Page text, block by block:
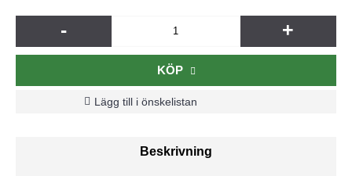
- +
KÖP
Lägg till i önskelistan
Beskrivning